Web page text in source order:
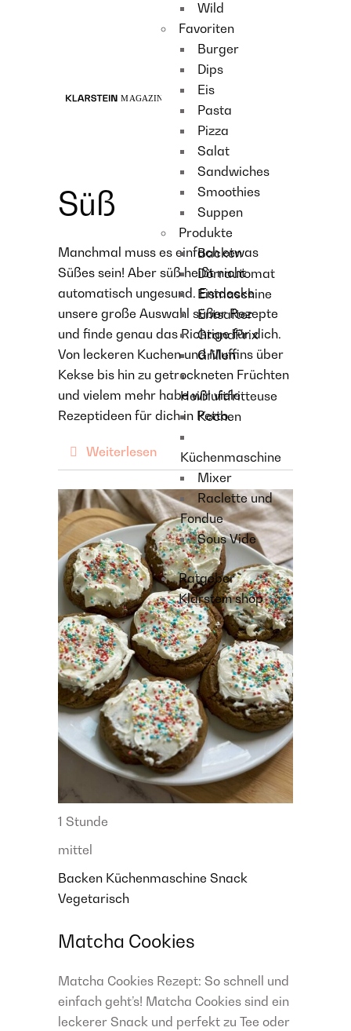
Wild
Favoriten
Burger
Dips
Eis
Pasta
Pizza
Salat
Sandwiches
Smoothies
Suppen
Produkte
Backen
Dörrautomat
Eismaschine
Entsafter
GrandPrix
Grillen
Heißluftfritteuse
Kochen
Küchenmaschine
Mixer
Raclette und
Fondue
Sous Vide
Ratgeber
Klarstein shop
Süß
Manchmal muss es einfach etwas
Süßes sein! Aber süß heißt nicht
automatisch ungesund. Entdecke
unsere große Auswahl süßer Rezepte
und finde genau das Richtige für dich.
Von leckeren Kuchen und Muffins über
Kekse bis hin zu getrockneten Früchten
und vielem mehr habe wir viele
Rezeptideen für dich in Petto.
Weiterlesen
1 Stunde
mittel
Backen Küchenmaschine Snack
Vegetarisch
Matcha Cookies
Matcha Cookies Rezept: So schnell und
einfach geht’s! Matcha Cookies sind ein
leckerer Snack und perfekt zu Tee oder